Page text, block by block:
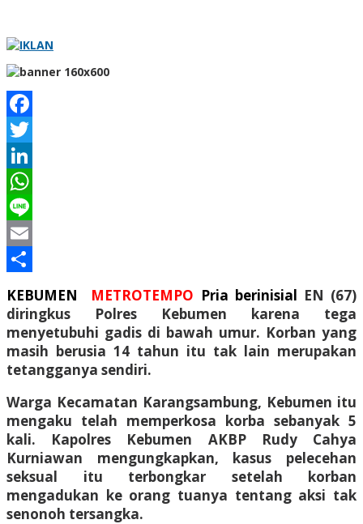
Facebook
Twitter
LinkedIn
WhatsApp
Line
Email
KEBUMEN METROTEMPO Pria berinisial EN (67)
diringkus Polres Kebumen karena tega
menyetubuhi gadis di bawah umur. Korban yang
masih berusia 14 tahun itu tak lain merupakan
tetangganya sendiri.
Warga Kecamatan Karangsambung, Kebumen itu
mengaku telah memperkosa korba sebanyak 5
kali. Kapolres Kebumen AKBP Rudy Cahya
Kurniawan mengungkapkan, kasus pelecehan
seksual itu terbongkar setelah korban
mengadukan ke orang tuanya tentang aksi tak
senonoh tersangka.